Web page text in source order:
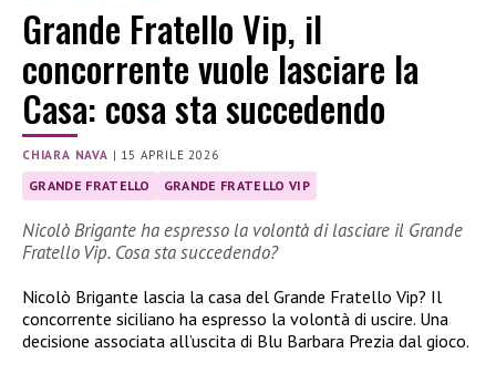
Grande Fratello Vip, il
concorrente vuole lasciare la
Casa: cosa sta succedendo
CHIARA NAVA | 15 APRILE 2026
GRANDE FRATELLO GRANDE FRATELLO VIP
Nicolò Brigante ha espresso la volontà di lasciare il Grande
Fratello Vip. Cosa sta succedendo?
Nicolò Brigante lascia la casa del Grande Fratello Vip? Il
concorrente siciliano ha espresso la volontà di uscire. Una
decisione associata all’uscita di Blu Barbara Prezia dal gioco.